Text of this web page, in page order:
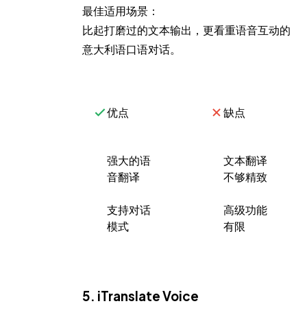
最佳适用场景：
比起打磨过的文本输出，更看重语音互动的
意大利语口语对话。
优点
强大的语
音翻译
支持对话
模式
缺点
文本翻译
不够精致
高级功能
有限
5. iTranslate Voice